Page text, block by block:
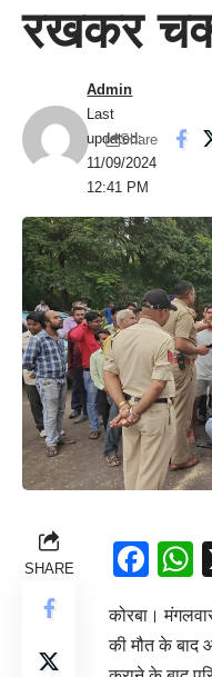
रखकर
Last
updated:
11/09/2024
12:41 PM
Admin
Share
SHARE
कोरबा।
की मौत के बाद